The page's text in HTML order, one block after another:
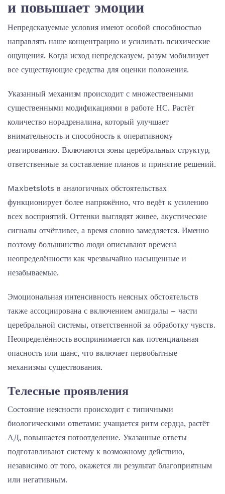
и повышает эмоции
Непредсказуемые условия имеют особой способностью
направлять наше концентрацию и усиливать психические
ощущения. Когда исход непредсказуем, разум мобилизует
все существующие средства для оценки положения.
Указанный механизм происходит с множественными
существенными модификациями в работе НС. Растёт
количество норадреналина, который улучшает
внимательность и способность к оперативному
реагированию. Включаются зоны церебральных структур,
ответственные за составление планов и принятие решений.
Maxbetslots в аналогичных обстоятельствах
функционирует более напряжённо, что ведёт к усилению
всех восприятий. Оттенки выглядят живее, акустические
сигналы отчётливее, а время словно замедляется. Именно
поэтому большинство люди описывают времена
неопределённости как чрезвычайно насыщенные и
незабываемые.
Эмоциональная интенсивность неясных обстоятельств
также ассоциирована с включением амигдалы – части
церебральной системы, ответственной за обработку чувств.
Неопределённость воспринимается как потенциальная
опасность или шанс, что включает первобытные
механизмы существования.
Телесные проявления
Состояние неясности происходит с типичными
биологическими ответами: учащается ритм сердца, растёт
АД, повышается потоотделение. Указанные ответы
подготавливают систему к возможному действию,
независимо от того, окажется ли результат благоприятным
или негативным.